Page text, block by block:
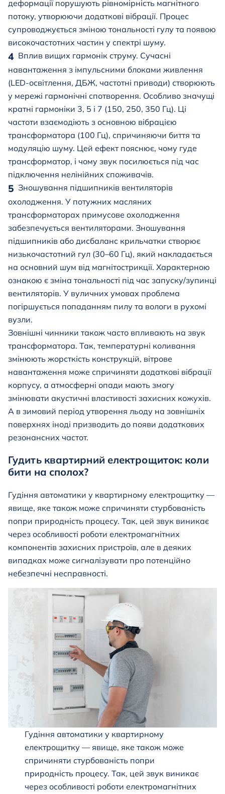
деформації порушують рівномірність магнітного
потоку, утворюючи додаткові вібрації. Процес
супроводжується зміною тональності гулу та появою
високочастотних частин у спектрі шуму.
Вплив вищих гармонік струму. Сучасні
навантаження з імпульсними блоками живлення
(LED-освітлення, ДБЖ, частотні приводи) створюють
у мережі гармонічні спотворення. Особливо значущі
кратні гармоніки 3, 5 і 7 (150, 250, 350 Гц). Ці
частоти взаємодіють з основною вібрацією
трансформатора (100 Гц), спричиняючи биття та
модуляцію шуму. Цей ефект пояснює, чому гуде
трансформатор, і чому звук посилюється під час
підключення нелінійних споживачів.
Зношування підшипників вентиляторів
охолодження. У потужних масляних
трансформаторах примусове охолодження
забезпечується вентиляторами. Зношування
підшипників або дисбаланс крильчатки створює
низькочастотний гул (30–60 Гц), який накладається
на основний шум від магнітострикції. Характерною
ознакою є зміна тональності під час запуску/зупинці
вентиляторів. У вуличних умовах проблема
погіршується попаданням пилу та вологи в рухомі
вузли.
Зовнішні чинники також часто впливають на звук
трансформатора. Так, температурні коливання
змінюють жорсткість конструкцій, вітрове
навантаження може спричиняти додаткові вібрації
корпусу, а атмосферні опади мають змогу
змінювати акустичні властивості захисних кожухів.
А в зимовий період утворення льоду на зовнішніх
поверхнях іноді призводить до появи додаткових
резонансних частот.
Гудить квартирний електрощиток: коли
бити на сполох?
Гудіння автоматики у квартирному електрощитку —
явище, яке також може спричиняти стурбованість
попри природність процесу. Так, цей звук виникає
через особливості роботи електромагнітних
компонентів захисних пристроїв, але в деяких
випадках може сигналізувати про потенційно
небезпечні несправності.
Гудіння автоматики у квартирному
електрощитку — явище, яке також може
спричиняти стурбованість попри
природність процесу. Так, цей звук виникає
через особливості роботи електромагнітних